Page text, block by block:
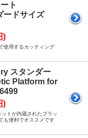
ト
ードサイズ
)
使用するカッティング
スタンダー
Platform for
)
トが内蔵されたプラッ
も便利でオススメです